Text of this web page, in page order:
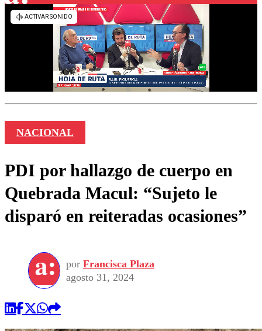
NACIONAL
PDI por hallazgo de cuerpo en
Quebrada Macul: “Sujeto le
disparó en reiteradas ocasiones”
por Francisca Plaza
agosto 31, 2024